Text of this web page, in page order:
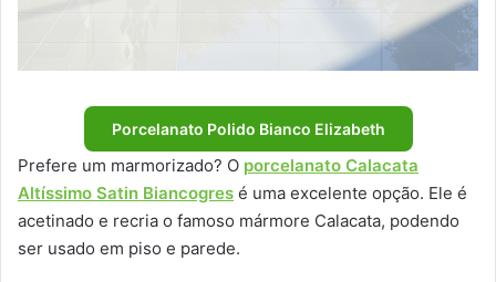
Porcelanato Polido Bianco Elizabeth
Prefere um marmorizado? O porcelanato Calacata
Altíssimo Satin Biancogres é uma excelente opção. Ele é
acetinado e recria o famoso mármore Calacata, podendo
ser usado em piso e parede.